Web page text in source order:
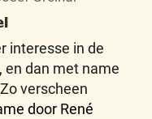
interesse in de
en dan met name
verscheen
door René